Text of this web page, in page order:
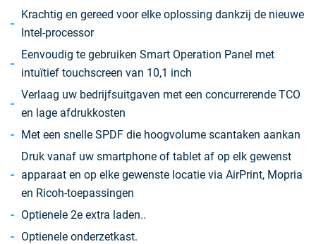
Krachtig en gereed voor elke oplossing dankzij de nieuwe
Intel-processor
Eenvoudig te gebruiken Smart Operation Panel met
intuïtief touchscreen van 10,1 inch
Verlaag uw bedrijfsuitgaven met een concurrerende TCO
en lage afdrukkosten
Met een snelle SPDF die hoogvolume scantaken aankan
Druk vanaf uw smartphone of tablet af op elk gewenst
apparaat en op elke gewenste locatie via AirPrint, Mopria
en Ricoh-toepassingen
Optienele 2e extra laden..
Optienele onderzetkast.